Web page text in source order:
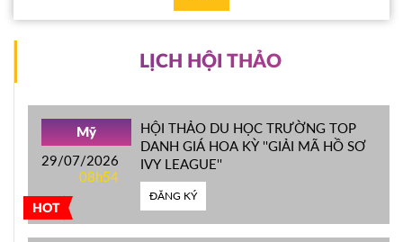
LỊCH HỘI THẢO
HOT
Mỹ
29/07/2026
08h54
HỘI THẢO DU HỌC TRƯỜNG TOP
DANH GIÁ HOA KỲ ''GIẢI MÃ HỒ SƠ
IVY LEAGUE''
ĐĂNG KÝ